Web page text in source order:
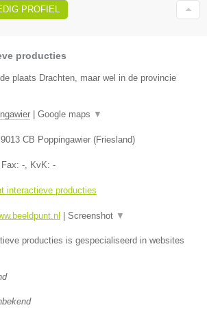
PROFIEL
producties
plaats Drachten, maar wel in de provincie
Google maps ▼
9013 CB Poppingawier (Friesland)
-, KvK: -
interactieve producties
Screenshot ▼
producties is gespecialiseerd in websites